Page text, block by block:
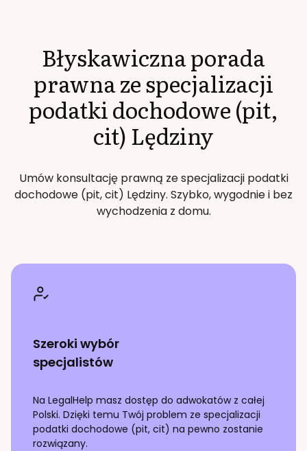
Błyskawiczna porada
prawna ze specjalizacji
podatki dochodowe (pit,
cit) Lędziny
Umów konsultację prawną ze specjalizacji podatki
dochodowe (pit, cit) Lędziny. Szybko, wygodnie i bez
wychodzenia z domu.
Szeroki wybór
specjalistów
Na LegalHelp masz dostęp do adwokatów z całej
Polski. Dzięki temu Twój problem ze specjalizacji
podatki dochodowe (pit, cit) na pewno zostanie
rozwiązany.